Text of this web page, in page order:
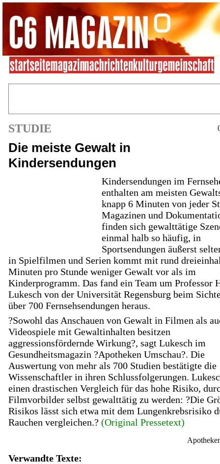
STUDIE
Die meiste Gewalt in
Kindersendungen
Kindersendungen im
enthalten am meisten
knapp 6 Minuten von jeder
Magazinen und
finden sich gewalttätige
einmal halb so häufig, in
Sportsendungen äußerst
in Spielfilmen und Serien kommt mit rund
Minuten pro Stunde weniger Gewalt vor als im
Kinderprogramm. Das fand ein Team um Professor
Lukesch von der Universität Regensburg beim
über 700 Fernsehsendungen heraus.
?Sowohl das Anschauen von Gewalt in Filmen als
Videospiele mit Gewaltinhalten besitzen
aggressionsfördernde Wirkung?, sagt Lukesch im
Gesundheitsmagazin ?Apotheken Umschau?. Die
Auswertung von mehr als 700 Studien bestätigte die
Wissenschaftler in ihren Schlussfolgerungen.
einen drastischen Vergleich für das hohe Risiko,
Filmvorbilder selbst gewalttätig zu werden: ?Die
Risikos lässt sich etwa mit dem Lungenkrebsrisiko
Rauchen vergleichen.? (Original Pressetext)
Verwandte Texte: